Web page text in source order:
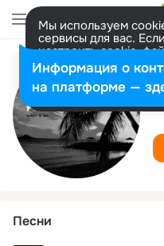
Мы используем
сервисы для вас.
настроить cookie-
представитель.
Разрешить все
Песни
Информация о
на платформе —